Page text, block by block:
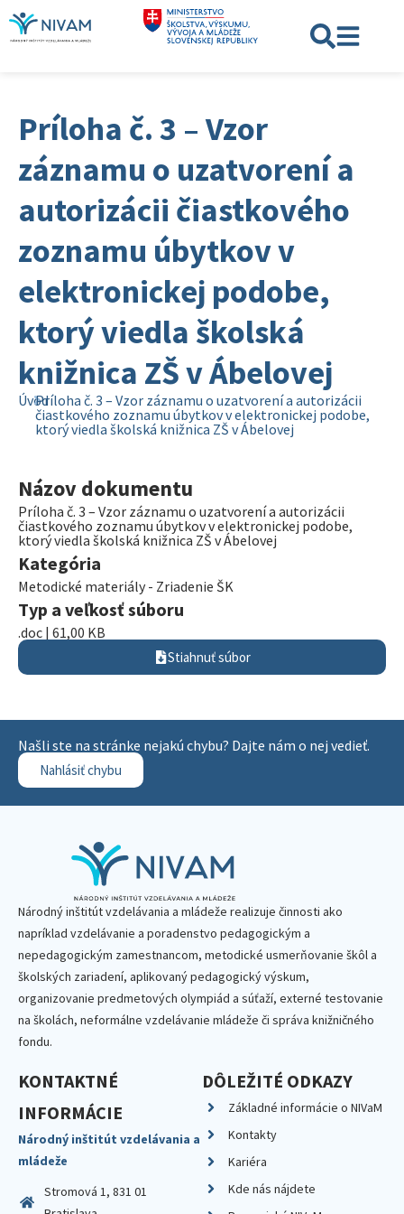
Príloha č. 3 – Vzor
záznamu o uzatvorení a
autorizácii čiastkového
zoznamu úbytkov v
elektronickej podobe,
ktorý viedla školská
knižnica ZŠ v Ábelovej
ÚvodPríloha č. 3 – Vzor záznamu o uzatvorení a autorizácii
čiastkového zoznamu úbytkov v elektronickej podobe,
ktorý viedla školská knižnica ZŠ v Ábelovej
Názov dokumentu
Príloha č. 3 – Vzor záznamu o uzatvorení a autorizácii
čiastkového zoznamu úbytkov v elektronickej podobe,
ktorý viedla školská knižnica ZŠ v Ábelovej
Kategória
Metodické materiály - Zriadenie ŠK
Typ a veľkosť súboru
.doc | 61,00 KB
Stiahnuť súbor
Našli ste na stránke nejakú chybu? Dajte nám o nej vedieť.
Nahlásiť chybu
Národný inštitút vzdelávania a mládeže realizuje činnosti ako
napríklad vzdelávanie a poradenstvo pedagogickým a
nepedagogickým zamestnancom, metodické usmerňovanie škôl a
školských zariadení, aplikovaný pedagogický výskum,
organizovanie predmetových olympiád a súťaží, externé testovanie
na školách, neformálne vzdelávanie mládeže či správa knižničného
fondu.
KONTAKTNÉ
INFORMÁCIE
Národný inštitút vzdelávania a
mládeže
Stromová 1, 831 01
DÔLEŽITÉ ODKAZY
Základné informácie o NIVaM
Kontakty
Kariéra
Kde nás nájdete